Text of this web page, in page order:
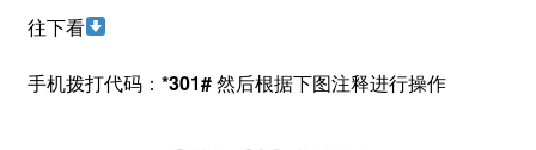
往下看
手机拨打代码： *301#然后根据下图注释进行操作